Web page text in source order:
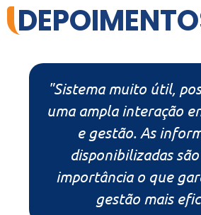
"A Vetorlog é uma
responsável e que
de qualidade, sua
amigável, de acesso
muito útil na tomada